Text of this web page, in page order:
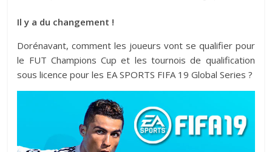
Il y a du changement !
Dorénavant, comment les joueurs vont se qualifier pour
le FUT Champions Cup et les tournois de qualification
sous licence pour les EA SPORTS FIFA 19 Global Series ?